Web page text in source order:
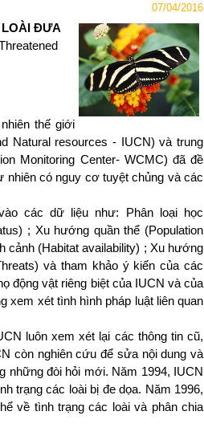
07/04/2016
LOÀI ĐƯA
thế giới
Natural resources - IUCN) và trung
Monitoring Center- WCMC) đã đề
nhiên có nguy cơ tuyệt chủng và các
các dữ liệu như: Phân loại học
; Xu hướng quần thể (Population
cảnh (Habitat availability) ; Xu hướng
và tham khảo ý kiến của các
động vật riêng biệt của IUCN và của
xem xét tình hình pháp luật liên quan
luôn xem xét lại các thông tin cũ,
còn nghiên cứu để sửa nội dung và
những đòi hỏi mới. Năm 1994, IUCN
trạng các loài bị đe dọa. Năm 1996,
về tình trạng các loài và phân chia